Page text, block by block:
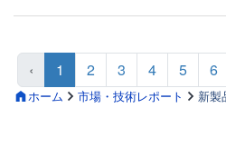
ホーム 市場・技術レポート 新製
‹ 1 2 3 4 5 6